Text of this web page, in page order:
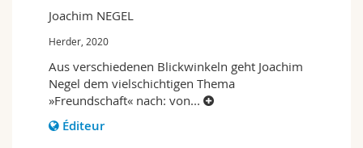
Joachim NEGEL
Herder, 2020
Aus verschiedenen Blickwinkeln geht Joachim
Negel dem vielschichtigen Thema
»Freundschaft« nach: von...
Éditeur